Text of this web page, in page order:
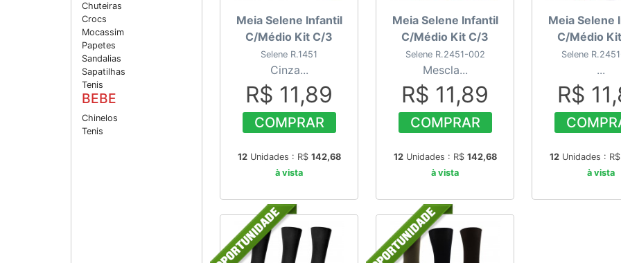
Chuteiras
Crocs
Mocassim
Papetes
Sandalias
Sapatilhas
Tenis
BEBE
Chinelos
Tenis
Meia Selene Infantil
C/Médio Kit C/3
Selene R.1451
Cinza...
R$ 11,89
COMPRAR
12Unidades : R$ 142,68
à vista
Meia Selene Infantil
C/Médio Kit C/3
Selene R.2451-002
Mescla...
R$ 11,89
COMPRAR
12Unidades : R$ 142,68
à vista
Meia Selene
C/Médio
Selene
...
R$
12Unidades : R$
à vista